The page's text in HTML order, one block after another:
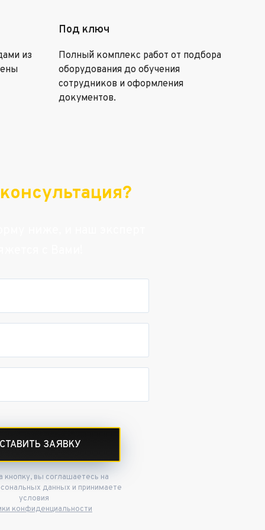
из
Под ключ
Полный комплекс работ от подбора
оборудования до обучения
сотрудников и оформления
документов.
ЗАЯВКУ
кнопку, вы соглашаетесь на
данных и принимаете
условия
конфиденциальности